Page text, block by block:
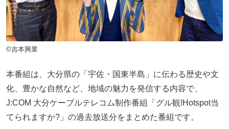
©吉本興業
本番組は、大分県の「宇佐・国東半島」に伝わる歴史や文
化、豊かな自然など、地域の魅力を発信する内容で、
J:COM 大分ケーブルテレコム制作番組「グル観!Hotspot当
てられますか?」の過去放送分をまとめた番組です。